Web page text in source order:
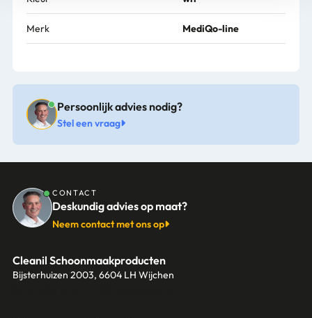
Merk MediQo-line
Persoonlijk advies nodig?
Stel een vraag
CONTACT
Deskundig advies op maat?
Neem contact met ons op
Cleanil Schoonmaakproducten
Bijsterhuizen 2003, 6604 LH Wijchen